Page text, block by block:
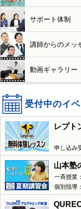
サポート体制
講師からのメッ
動画ギャラリー
受付中のイ
レプト
申し込み
山本塾
一斉授業
個別指導